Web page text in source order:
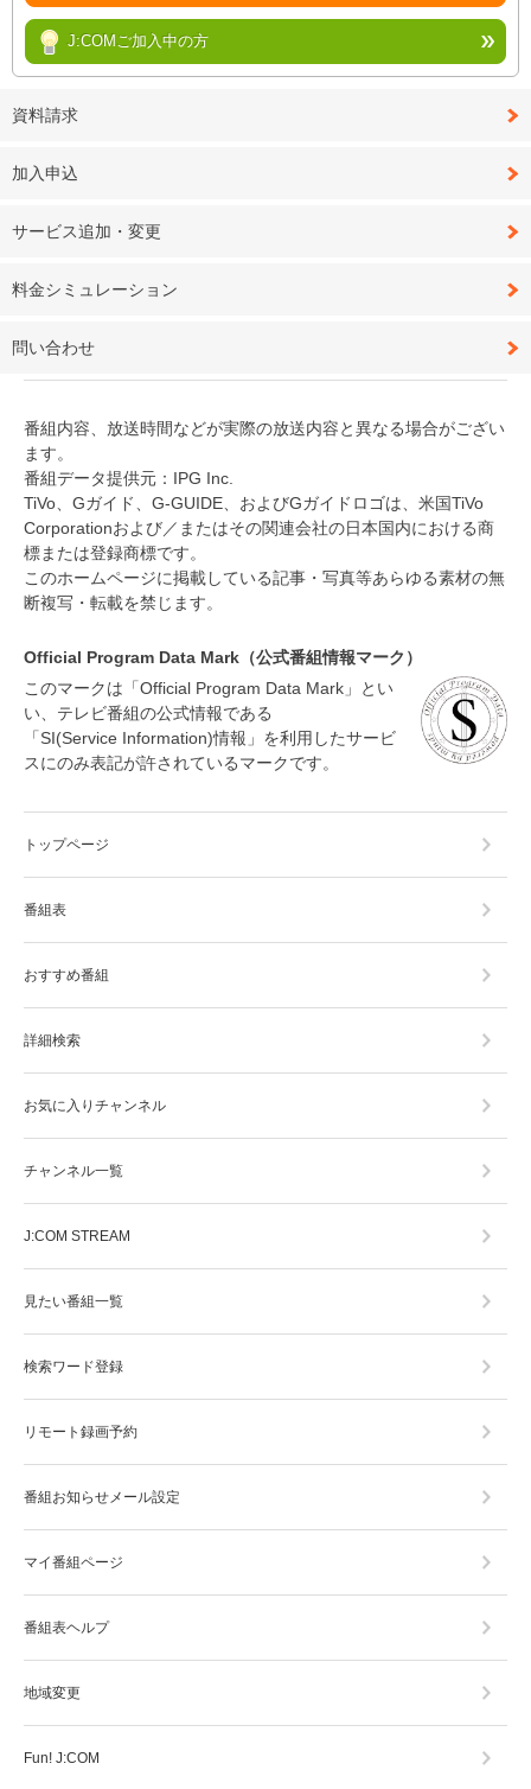
J:COMご加入中の方
資料請求
加入申込
サービス追加・変更
料金シミュレーション
問い合わせ
番組内容、放送時間などが実際の放送内容と異なる場合がござい
ます。
番組データ提供元：IPG Inc.
TiVo、Gガイド、G-GUIDE、およびGガイドロゴは、米国TiVo
Corporationおよび／またはその関連会社の日本国内における商
標または登録商標です。
このホームページに掲載している記事・写真等あらゆる素材の無
断複写・転載を禁じます。
Official Program Data Mark（公式番組情報マーク）
このマークは「Official Program Data Mark」とい
い、テレビ番組の公式情報である
「SI(Service Information)情報」を利用したサービ
スにのみ表記が許されているマークです。
トップページ
番組表
おすすめ番組
詳細検索
お気に入りチャンネル
チャンネル一覧
J:COM STREAM
見たい番組一覧
検索ワード登録
リモート録画予約
番組お知らせメール設定
マイ番組ページ
番組表ヘルプ
地域変更
Fun! J:COM